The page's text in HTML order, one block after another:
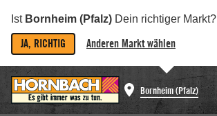
Ist Bornheim (Pfalz) Dein richtiger Markt?
JA, RICHTIG Anderen Markt wählen
Bornheim (Pfalz)